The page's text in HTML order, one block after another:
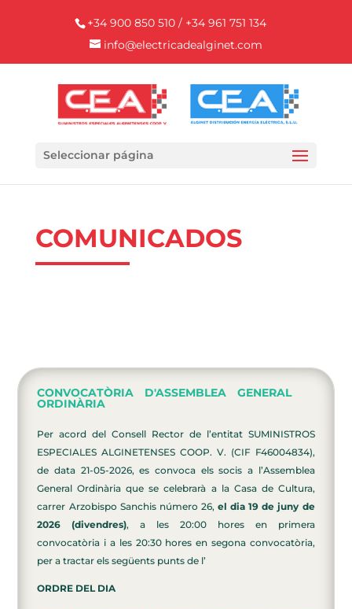
+34 900 850 510 / +34 961 751 134
info@electricadealginet.com
Seleccionar página
COMUNICADOS
CONVOCATÒRIA D'ASSEMBLEA GENERAL
ORDINÀRIA
Per acord del Consell Rector de l’entitat SUMINISTROS
ESPECIALES ALGINETENSES COOP. V. (CIF F46004834),
de data 21-05-2026, es convoca els socis a l’Assemblea
General Ordinària que se celebrarà a la Casa de Cultura,
carrer Arzobispo Sanchis número 26, el dia 19 de juny de
2026 (divendres), a les 20:00 hores en primera
convocatòria i a les 20:30 hores en segona convocatòria,
per a tractar els següents punts de l’
ORDRE DEL DIA